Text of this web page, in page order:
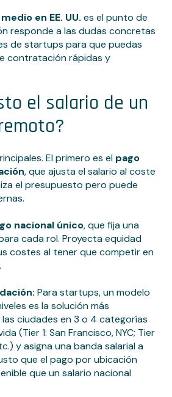
en EE. UU. es el punto de
responde a las dudas concretas
de startups para que puedas
contratación rápidas y
el salario de un
El primero es el pago
, que ajusta el salario al coste
el presupuesto pero puede
nacional único, que fija una
cada rol. Proyecta equidad
costes al tener que competir en
Para startups, un modelo
es la solución más
ciudades en 3 o 4 categorías
(Tier 1: San Francisco, NYC; Tier
y asigna una banda salarial a
que el pago por ubicación
que un salario nacional